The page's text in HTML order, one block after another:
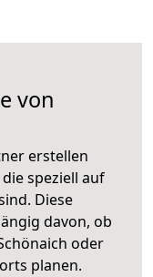
von
erstellen
speziell auf
Diese
davon, ob
oder
planen.